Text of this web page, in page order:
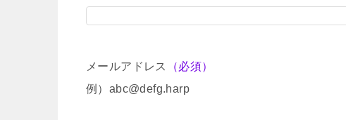
メールアドレス
（必須）
例）abc@defg.harp